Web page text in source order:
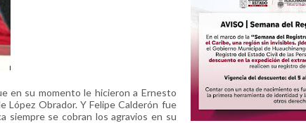
en su momento le hicieron a Ernesto
López Obrador. Y Felipe Calderón fue
siempre se cobran los agravios en su